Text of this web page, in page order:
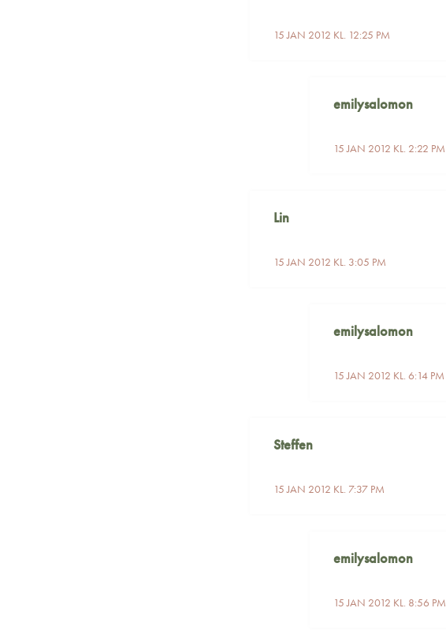
15 JAN 2012 KL. 12:25 PM
emilysalomon
15 JAN 2012 KL. 2:22 PM
Lin
15 JAN 2012 KL. 3:05 PM
emilysalomon
15 JAN 2012 KL. 6:14 PM
Steffen
15 JAN 2012 KL. 7:37 PM
emilysalomon
15 JAN 2012 KL. 8:56 PM